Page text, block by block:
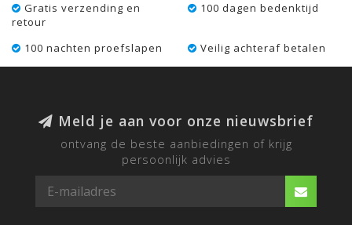
Gratis verzending en
retour
100 dagen bedenktijd
100 nachten proefslapen Veilig achteraf betalen
Meld je aan voor onze nieuwsbrief
ontvang de beste aanbiedingen of krijg
persoonlijk advies